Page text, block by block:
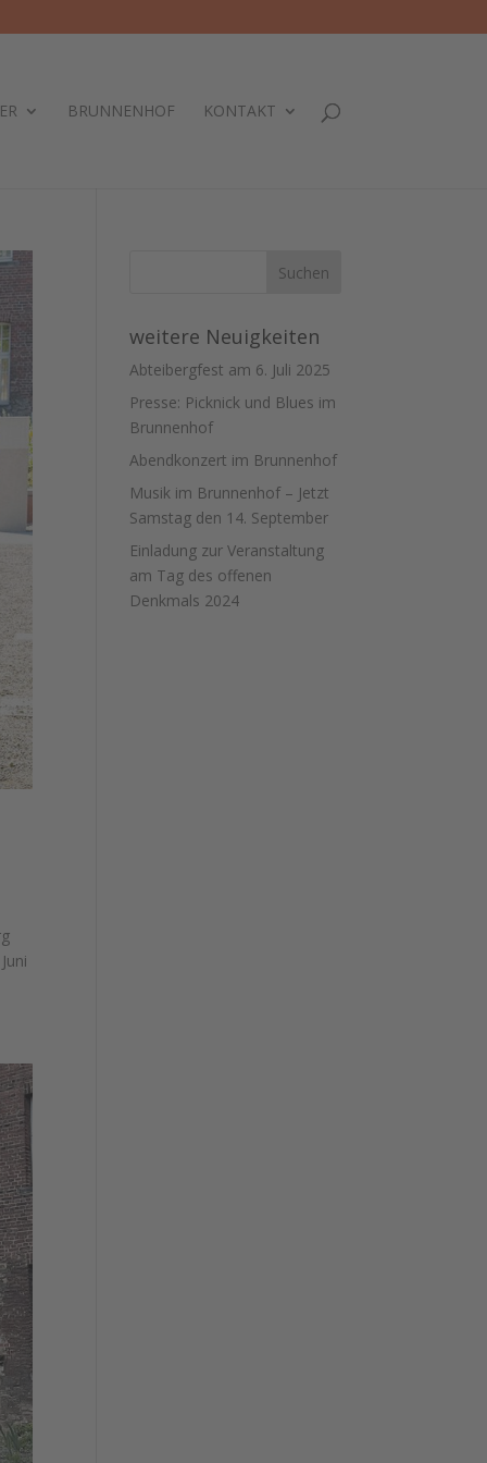
BRUNNENHOF KONTAKT
weitere Neuigkeiten
Abteibergfest am 6. Juli 2025
Presse: Picknick und Blues im
Brunnenhof
Abendkonzert im Brunnenhof
Musik im Brunnenhof – Jetzt
Samstag den 14. September
Einladung zur Veranstaltung
am Tag des offenen
Denkmals 2024